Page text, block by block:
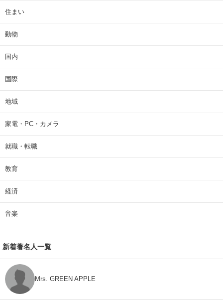
住まい
動物
国内
国際
地域
家電・PC・カメラ
就職・転職
教育
経済
音楽
新着著名人一覧
Mrs. GREEN APPLE